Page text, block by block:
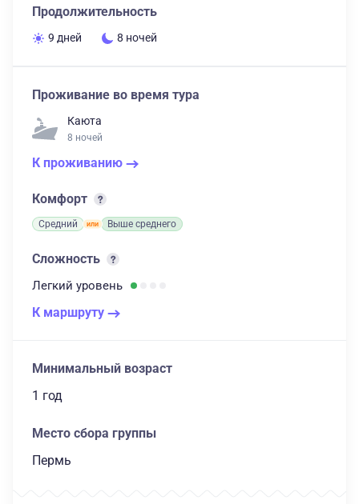
Продолжительность
9 дней 8 ночей
Проживание во время тура
Каюта
8 ночей
К проживанию
Комфорт
Средний Выше среднего
Сложность
Легкий уровень
К маршруту
Минимальный возраст
1 год
Место сбора группы
Пермь